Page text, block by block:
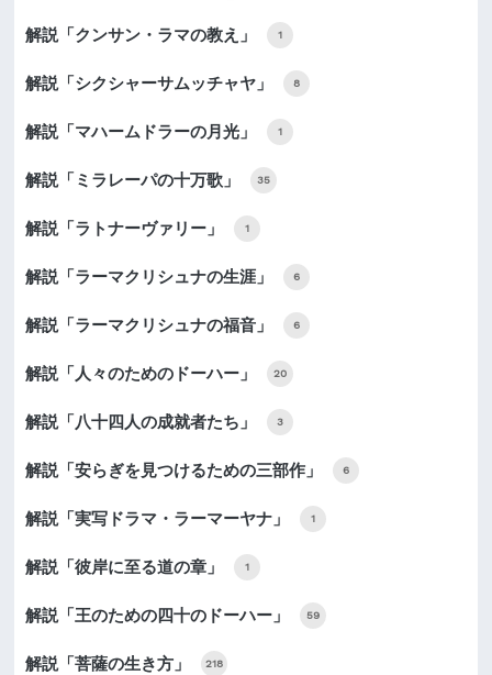
解説「クンサン・ラマの教え」 1
解説「シクシャーサムッチャヤ」 8
解説「マハームドラーの月光」 1
解説「ミラレーパの十万歌」 35
解説「ラトナーヴァリー」 1
解説「ラーマクリシュナの生涯」 6
解説「ラーマクリシュナの福音」 6
解説「人々のためのドーハー」 20
解説「八十四人の成就者たち」 3
解説「安らぎを見つけるための三部作」 6
解説「実写ドラマ・ラーマーヤナ」 1
解説「彼岸に至る道の章」 1
解説「王のための四十のドーハー」 59
解説「菩薩の生き方」 218